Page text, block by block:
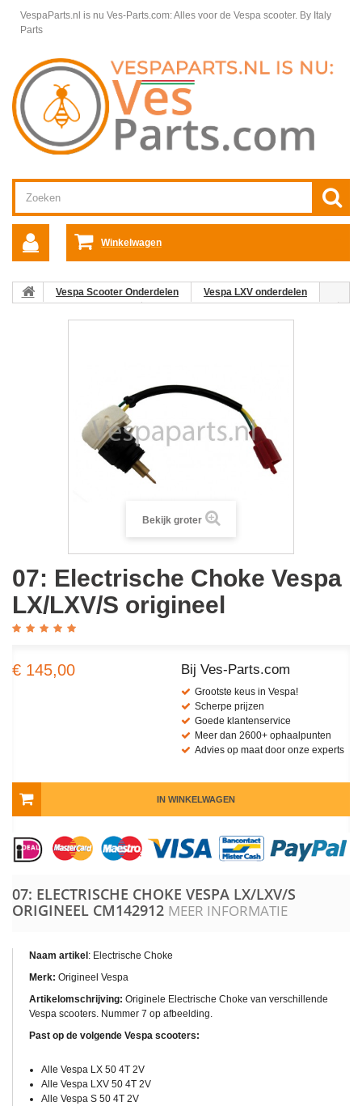
VespaParts.nl is nu Ves-Parts.com: Alles voor de Vespa scooter. By Italy
Parts
Winkelwagen
Vespa Scooter Onderdelen
Vespa LXV onderdelen
Bekijk groter
07: Electrische Choke Vespa
LX/LXV/S origineel
€ 145,00 Bij Ves-Parts.com
Grootste keus in Vespa!
Scherpe prijzen
Goede klantenservice
Meer dan 2600+ ophaalpunten
Advies op maat door onze experts
IN WINKELWAGEN
07: ELECTRISCHE CHOKE VESPA LX/LXV/S
ORIGINEEL CM142912 MEER INFORMATIE
Naam artikel : Electrische Choke
Merk: Origineel Vespa
Artikelomschrijving: Originele Electrische Choke van verschillende
Vespa scooters. Nummer 7 op afbeelding.
Past op de volgende Vespa scooters:
Alle Vespa LX 50 4T 2V
Alle Vespa LXV 50 4T 2V
Alle Vespa S 50 4T 2V